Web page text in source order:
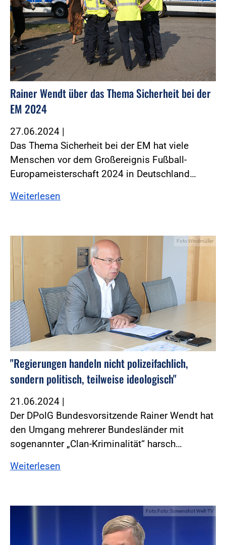
Rainer Wendt über das Thema Sicherheit bei der
EM 2024
27.06.2024 |
Das Thema Sicherheit bei der EM hat viele
Menschen vor dem Großereignis Fußball-
Europameisterschaft 2024 in Deutschland…
Weiterlesen
Foto:Windmüller
"Regierungen handeln nicht polizeifachlich,
sondern politisch, teilweise ideologisch"
21.06.2024 |
Der DPolG Bundesvorsitzende Rainer Wendt hat
den Umgang mehrerer Bundesländer mit
sogenannter „Clan-Kriminalität“ harsch…
Weiterlesen
Foto:Foto: Screenshot Welt-TV